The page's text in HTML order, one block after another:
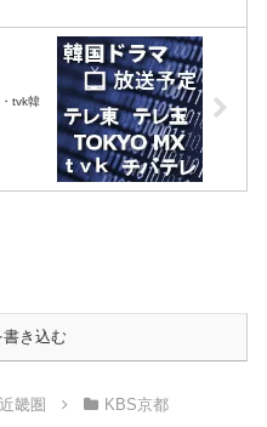
tvk韓
書き込む
近畿圏 KBS京都